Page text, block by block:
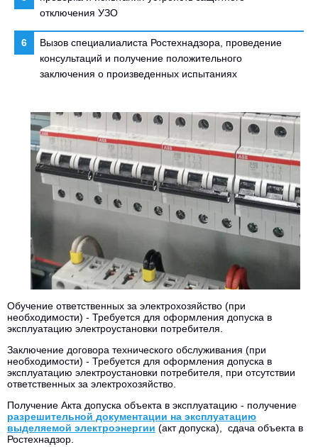
отключения УЗО
Вызов специалиалиста Ростехнадзора, проведение
консультаций и получение положительного
заключения о произведенных испытаниях
Обучение ответственных за электрохозяйство (при
необходимости) - Требуется для оформления допуска в
эксплуатацию электроустановки потребителя.
Заключение договора технического обслуживания (при
необходимости) - Требуется для оформления допуска в
эксплуатацию электроустановки потребителя, при отсутствии
ответственных за электрохозяйство.
Получение Акта допуска объекта в эксплуатацию - получение
разрешительной документации на эксплуатацию
выделяемой электроэнергии (акт допуска), сдача объекта в
Ростехнадзор.